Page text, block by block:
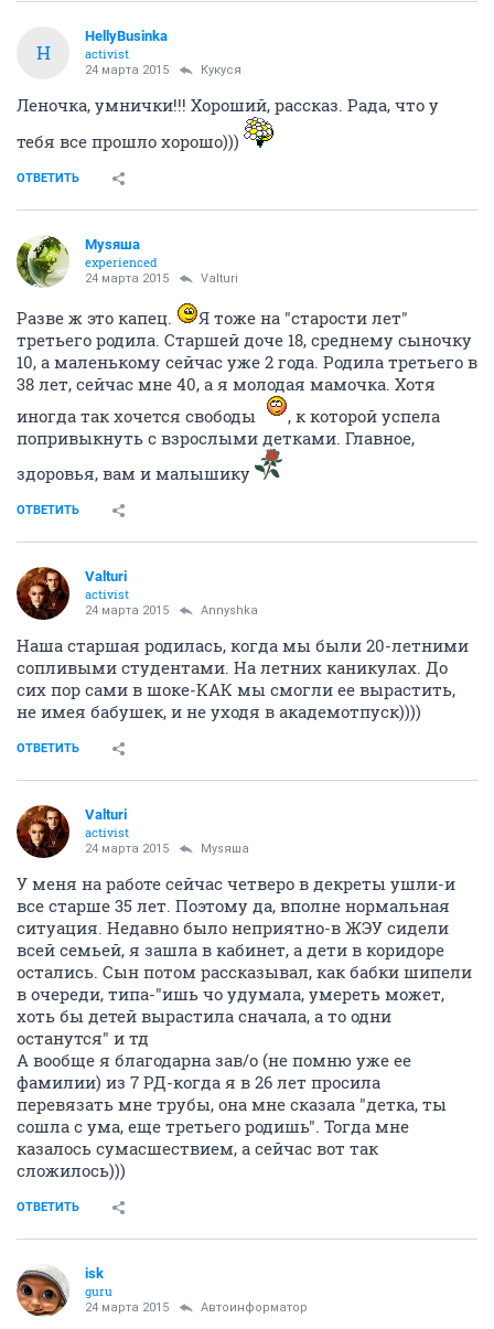
H
HellyBusinka
activist
24 марта 2015 Кукуся
Леночка, умнички!!! Хороший, рассказ. Рада, что у
тебя все прошло хорошо)))
ОТВЕТИТЬ
Муsяша
experienced
24 марта 2015 Valturi
Разве ж это капец.
Я тоже на "старости лет"
третьего родила. Старшей доче 18, среднему сыночку
10, а маленькому сейчас уже 2 года. Родила третьего в
38 лет, сейчас мне 40, а я молодая мамочка. Хотя
иногда так хочется свободы
, к которой успела
попривыкнуть с взрослыми детками. Главное,
здоровья, вам и малышику
ОТВЕТИТЬ
Valturi
activist
24 марта 2015 Annyshka
Наша старшая родилась, когда мы были 20-летними
сопливыми студентами. На летних каникулах. До
сих пор сами в шоке-КАК мы смогли ее вырастить,
не имея бабушек, и не уходя в академотпуск))))
ОТВЕТИТЬ
Valturi
activist
24 марта 2015 Муsяша
У меня на работе сейчас четверо в декреты ушли-и
все старше 35 лет. Поэтому да, вполне нормальная
ситуация. Недавно было неприятно-в ЖЭУ сидели
всей семьей, я зашла в кабинет, а дети в коридоре
остались. Сын потом рассказывал, как бабки шипели
в очереди, типа-"ишь чо удумала, умереть может,
хоть бы детей вырастила сначала, а то одни
останутся" и тд
А вообще я благодарна зав/о (не помню уже ее
фамилии) из 7 РД-когда я в 26 лет просила
перевязать мне трубы, она мне сказала "детка, ты
сошла с ума, еще третьего родишь". Тогда мне
казалось сумасшествием, а сейчас вот так
сложилось)))
ОТВЕТИТЬ
isk
guru
24 марта 2015 Автоинформатор